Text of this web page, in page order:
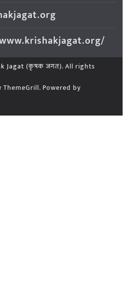
Jagat (कृषक जगत). All rights
ThemeGrill. Powered by